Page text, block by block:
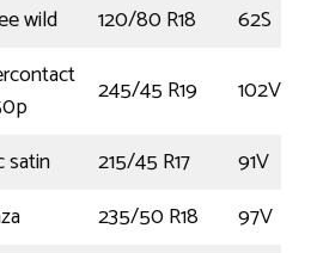
wild 120/80 R18
62S
245/45 R19
102V
satin 215/45 R17
91V
235/50 R18 97V